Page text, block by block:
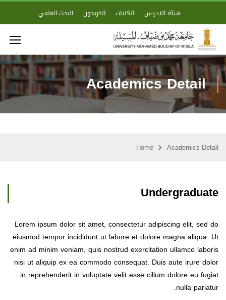
هيئة التدريس الكليات الخريجون البحث العلمي
Academics Detail
Home Academics Detail
Undergraduate
Lorem ipsum dolor sit amet, consectetur adipiscing elit, sed do
eiusmod tempor incididunt ut labore et dolore magna aliqua. Ut
enim ad minim veniam, quis nostrud exercitation ullamco laboris
nisi ut aliquip ex ea commodo consequat. Duis aute irure dolor
in reprehenderit in voluptate velit esse cillum dolore eu fugiat
nulla pariatur.